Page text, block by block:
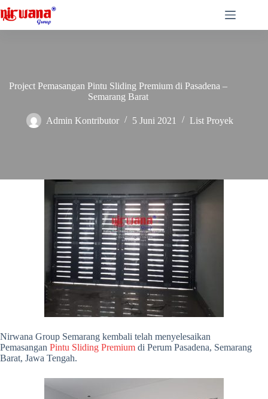
to
Project Pemasangan Pintu Sliding Premium di Pasadena –
Semarang Barat
Admin Kontributor 5 Juni 2021 List Proyek
Nirwana Group Semarang kembali telah menyelesaikan
Pemasangan Pintu Sliding Premium di Perum Pasadena, Semarang
Barat, Jawa Tengah.